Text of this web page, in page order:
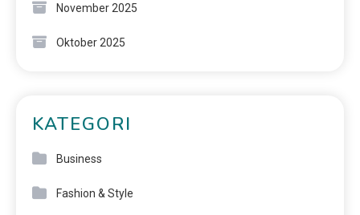
November 2025
Oktober 2025
KATEGORI
Business
Fashion & Style